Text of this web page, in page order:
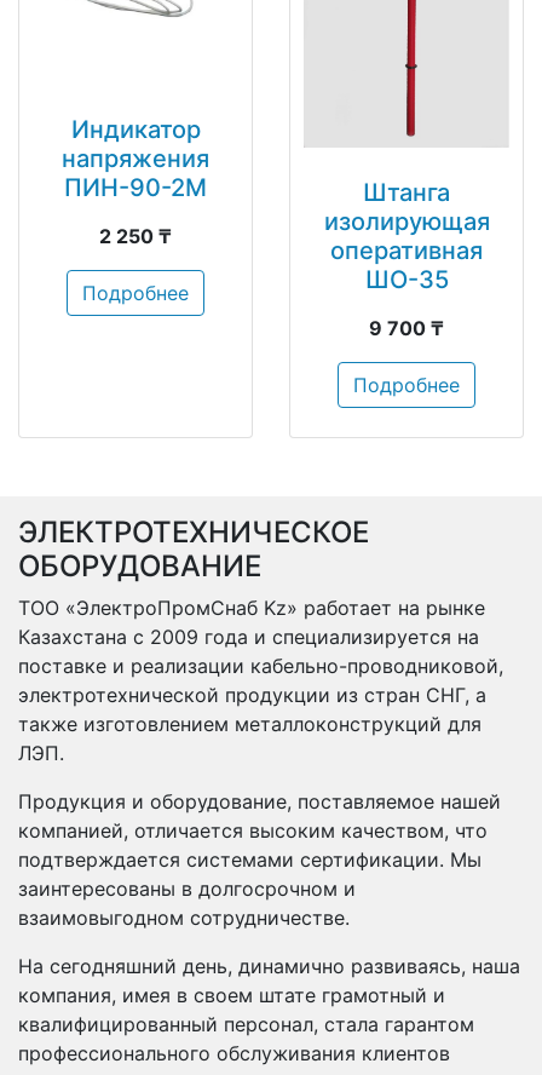
Индикатор
напряжения
ПИН-90-2М
2 250 ₸
Подробнее
Штанга
изолирующая
оперативная
ШО-35
9 700 ₸
Подробнее
ЭЛЕКТРОТЕХНИЧЕСКОЕ
ОБОРУДОВАНИЕ
ТОО «ЭлектроПромСнаб Kz» работает на рынке
Казахстана с 2009 года и специализируется на
поставке и реализации кабельно-проводниковой,
электротехнической продукции из стран СНГ, а
также изготовлением металлоконструкций для
ЛЭП.
Продукция и оборудование, поставляемое нашей
компанией, отличается высоким качеством, что
подтверждается системами сертификации. Мы
заинтересованы в долгосрочном и
взаимовыгодном сотрудничестве.
На сегодняшний день, динамично развиваясь, наша
компания, имея в своем штате грамотный и
квалифицированный персонал, стала гарантом
профессионального обслуживания клиентов